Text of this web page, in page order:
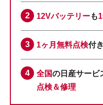
12Vバッテリーも
1ヶ月無料点検付
全国の日産サービ
点検＆修理